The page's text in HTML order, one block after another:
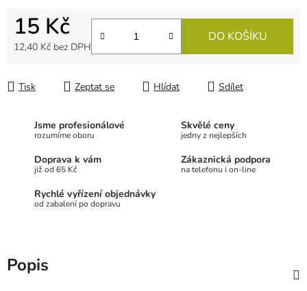
15 Kč
12,40 Kč bez DPH
DO KOŠÍKU
Tisk Zeptat se Hlídat Sdílet
Jsme profesionálové
rozumíme oboru
Skvělé ceny
jedny z nejlepších
Doprava k vám
již od 65 Kč
Zákaznická podpora
na telefonu i on-line
Rychlé vyřízení objednávky
od zabalení po dopravu
Popis